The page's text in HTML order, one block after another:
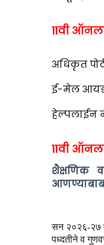
11वी
अधिकृत
ई-मेल
हेल्पलाईन
11वी
शैक्षणिक
सन २०२६-२७
पध्दतीने व